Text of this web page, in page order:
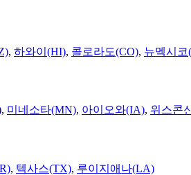
, 하와이(HI), 콜로라도(CO), 뉴멕시코
, 미네소타(MN), 아이오와(IA), 위스콘
, 텍사스(TX), 루이지애나(LA)